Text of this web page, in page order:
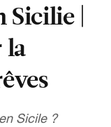
|
la
Sicile ?